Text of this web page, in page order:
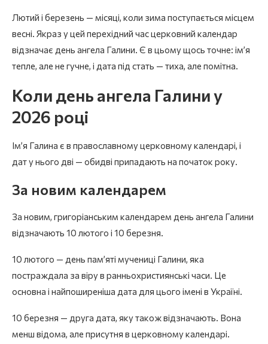
Лютий і березень — місяці, коли зима поступається місцем
весні. Якраз у цей перехідний час церковний календар
відзначає день ангела Галини. Є в цьому щось точне: ім’я
тепле, але не гучне, і дата під стать — тиха, але помітна.
Коли день ангела Галини у
2026 році
Ім’я Галина є в православному церковному календарі, і
дат у нього дві — обидві припадають на початок року.
За новим календарем
За новим, григоріанським календарем день ангела Галини
відзначають 10 лютого і 10 березня.
10 лютого — день пам’яті мучениці Галини, яка
постраждала за віру в ранньохристиянські часи. Це
основна і найпоширеніша дата для цього імені в Україні.
10 березня — друга дата, яку також відзначають. Вона
менш відома, але присутня в церковному календарі.